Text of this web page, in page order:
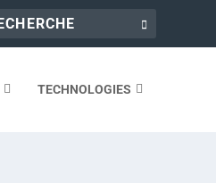
TECHNOLOGIES